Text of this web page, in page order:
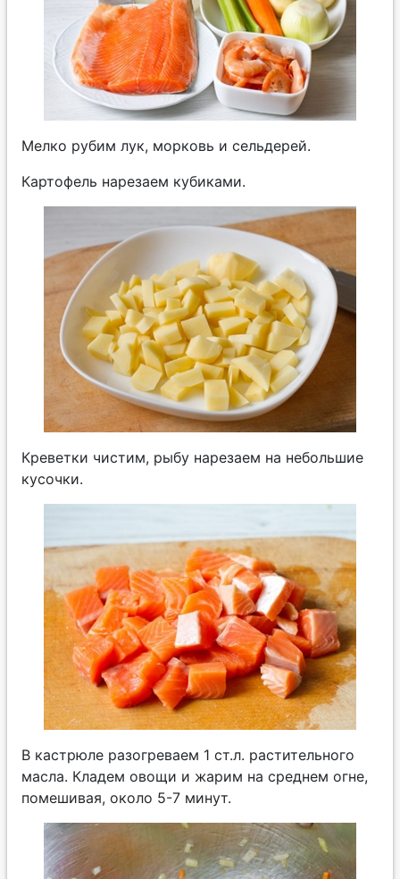
Мелко рубим лук, морковь и сельдерей.
Картофель нарезаем кубиками.
Креветки чистим, рыбу нарезаем на небольшие
кусочки.
В кастрюле разогреваем 1 ст.л. растительного
масла. Кладем овощи и жарим на среднем огне,
помешивая, около 5-7 минут.